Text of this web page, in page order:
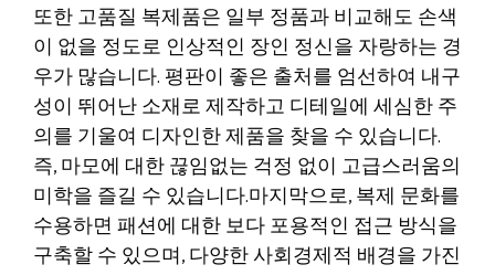
또한 고품질 복제품은 일부 정품과 비교해도 손색
이 없을 정도로 인상적인 장인 정신을 자랑하는 경
우가 많습니다. 평판이 좋은 출처를 엄선하여 내구
성이 뛰어난 소재로 제작하고 디테일에 세심한 주
의를 기울여 디자인한 제품을 찾을 수 있습니다.
즉, 마모에 대한 끊임없는 걱정 없이 고급스러움의
미학을 즐길 수 있습니다.마지막으로, 복제 문화를
수용하면 패션에 대한 보다 포용적인 접근 방식을
구축할 수 있으며, 다양한 사회경제적 배경을 가진